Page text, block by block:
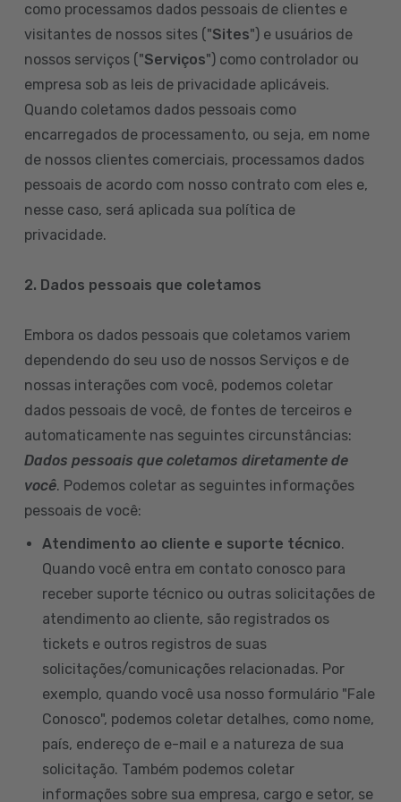
como processamos dados pessoais de clientes e
visitantes de nossos sites ("Sites") e usuários de
nossos serviços ("Serviços") como controlador ou
empresa sob as leis de privacidade aplicáveis.
Quando coletamos dados pessoais como
encarregados de processamento, ou seja, em nome
de nossos clientes comerciais, processamos dados
pessoais de acordo com nosso contrato com eles e,
nesse caso, será aplicada sua política de
privacidade.
2. Dados pessoais que coletamos
Embora os dados pessoais que coletamos variem
dependendo do seu uso de nossos Serviços e de
nossas interações com você, podemos coletar
dados pessoais de você, de fontes de terceiros e
automaticamente nas seguintes circunstâncias:
Dados pessoais que coletamos diretamente de
você. Podemos coletar as seguintes informações
pessoais de você:
Atendimento ao cliente e suporte técnico.
Quando você entra em contato conosco para
receber suporte técnico ou outras solicitações de
atendimento ao cliente, são registrados os
tickets e outros registros de suas
solicitações/comunicações relacionadas. Por
exemplo, quando você usa nosso formulário "Fale
Conosco", podemos coletar detalhes, como nome,
país, endereço de e-mail e a natureza de sua
solicitação. Também podemos coletar
informações sobre sua empresa, cargo e setor, se